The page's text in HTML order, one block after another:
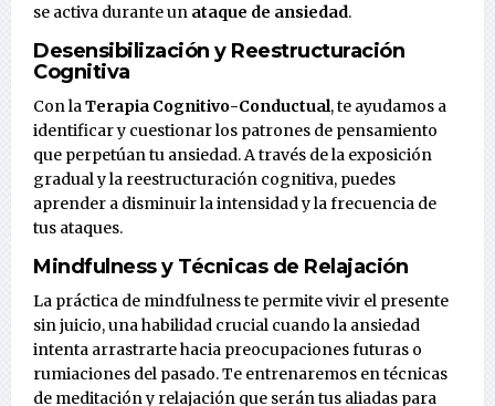
se activa durante un ataque de ansiedad.
Desensibilización y Reestructuración
Cognitiva
Con laTerapia Cognitivo-Conductual, te ayudamos a
identificar y cuestionar los patrones de pensamiento
que perpetúan tu ansiedad. A través de la exposición
gradual y la reestructuración cognitiva, puedes
aprender a disminuir la intensidad y la frecuencia de
tus ataques.
Mindfulness y Técnicas de Relajación
La práctica de mindfulness te permite vivir el presente
sin juicio, una habilidad crucial cuando la ansiedad
intenta arrastrarte hacia preocupaciones futuras o
rumiaciones del pasado. Te entrenaremos en técnicas
de meditación y relajación que serán tus aliadas para